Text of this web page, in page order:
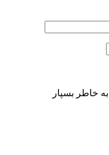
خاطر بسپار